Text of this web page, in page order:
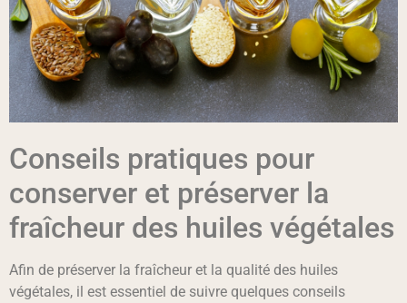
Conseils pratiques pour
conserver et préserver la
fraîcheur des huiles végétales
Afin de préserver la fraîcheur et la qualité des huiles
végétales, il est essentiel de suivre quelques conseils